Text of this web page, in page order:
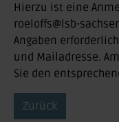
Hierzu ist eine
roeloffs@lsb-
Angaben
und Mailadresse.
Sie den
Zurück